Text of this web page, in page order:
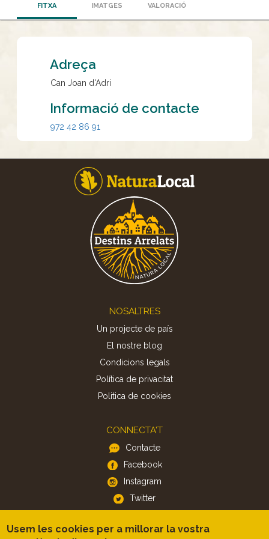
FITXA IMATGES VALORACIÓ
Adreça
Can Joan d'Adri
Informació de contacte
972 42 86 91
NOSALTRES
Un projecte de país
El nostre blog
Condicions legals
Política de privacitat
Politica de cookies
CONNECTA'T
Contacte
Facebook
Instagram
Twitter
APP
Usem les cookies per a millorar la vostra